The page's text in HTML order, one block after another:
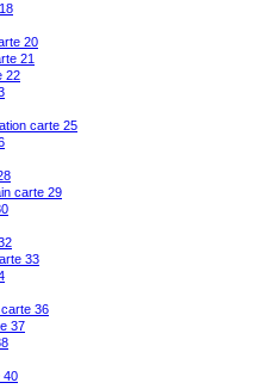
20
21
22
carte 25
carte 29
33
36
37
40